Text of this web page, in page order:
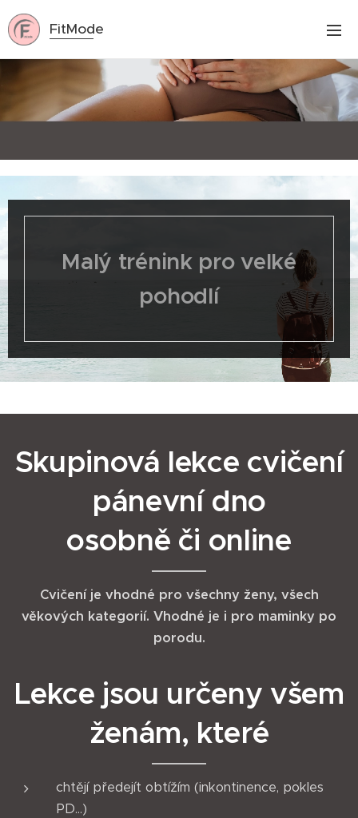
FitMode
Malý trénink pro velké
pohodlí
Skupinová lekce cvičení
pánevní dno
osobně či online
Cvičení je vhodné pro všechny ženy, všech
věkových kategorií. Vhodné je i pro maminky po
porodu.
Lekce jsou určeny všem
ženám, které
chtějí předejít obtížím (inkontinence, pokles
PD...)